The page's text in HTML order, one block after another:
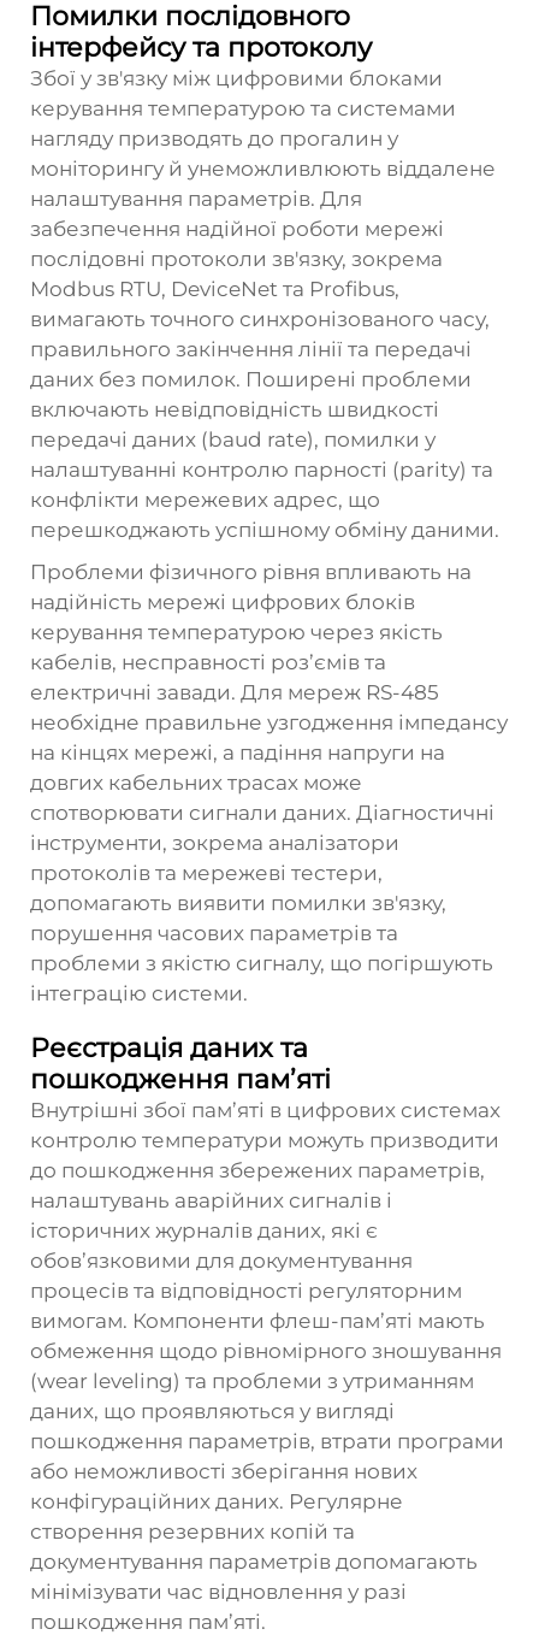
Помилки послідовного
інтерфейсу та протоколу
Збої у зв'язку між цифровими блоками
керування температурою та системами
нагляду призводять до прогалин у
моніторингу й унеможливлюють віддалене
налаштування параметрів. Для
забезпечення надійної роботи мережі
послідовні протоколи зв'язку, зокрема
Modbus RTU, DeviceNet та Profibus,
вимагають точного синхронізованого часу,
правильного закінчення лінії та передачі
даних без помилок. Поширені проблеми
включають невідповідність швидкості
передачі даних (baud rate), помилки у
налаштуванні контролю парності (parity) та
конфлікти мережевих адрес, що
перешкоджають успішному обміну даними.
Проблеми фізичного рівня впливають на
надійність мережі цифрових блоків
керування температурою через якість
кабелів, несправності роз’ємів та
електричні завади. Для мереж RS-485
необхідне правильне узгодження імпедансу
на кінцях мережі, а падіння напруги на
довгих кабельних трасах може
спотворювати сигнали даних. Діагностичні
інструменти, зокрема аналізатори
протоколів та мережеві тестери,
допомагають виявити помилки зв'язку,
порушення часових параметрів та
проблеми з якістю сигналу, що погіршують
інтеграцію системи.
Реєстрація даних та
пошкодження пам’яті
Внутрішні збої пам’яті в цифрових системах
контролю температури можуть призводити
до пошкодження збережених параметрів,
налаштувань аварійних сигналів і
історичних журналів даних, які є
обов’язковими для документування
процесів та відповідності регуляторним
вимогам. Компоненти флеш-пам’яті мають
обмеження щодо рівномірного зношування
(wear leveling) та проблеми з утриманням
даних, що проявляються у вигляді
пошкодження параметрів, втрати програми
або неможливості зберігання нових
конфігураційних даних. Регулярне
створення резервних копій та
документування параметрів допомагають
мінімізувати час відновлення у разі
пошкодження пам’яті.